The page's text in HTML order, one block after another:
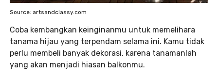
Source: artsandclassy.com
Coba kembangkan keinginanmu untuk memelihara
tanama hijau yang terpendam selama ini. Kamu tidak
perlu membeli banyak dekorasi, karena tanamanlah
yang akan menjadi hiasan balkonmu.